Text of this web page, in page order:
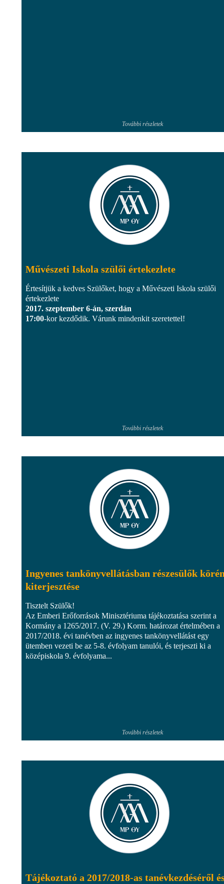
További részletek
Művészeti Iskola szülői értekezlete
Értesítjük a kedves Szülőket, hogy a Művészeti Iskola szülői
értekezlete
2017. szeptember 6-án, szerdán
17:00-kor kezdődik. Várunk mindenkit szeretettel!
További részletek
Ingyenes tankönyvellátásban részesülők
kiterjesztése
Tisztelt Szülők!
Az Emberi Erőforrások Minisztériuma tájékoztatása szerint a
Kormány a 1265/2017. (V. 29.) Korm. határozat értelmében a
2017/2018. évi tanévben az ingyenes tankönyvellátást egy
ütemben vezeti be az 5-8. évfolyam tanulói, és terjeszti ki a
középiskola 9. évfolyama...
További részletek
Tájékoztató a 2017/2018-as tanévkezdéséről